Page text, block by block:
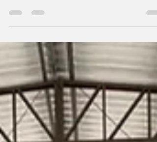
patrimônio e seu planejamento financeiro?
Participe desta palestra e entenda, de forma
clara e objetiva, os principais efeitos da
legislação sobre o dia a dia das pessoas e
empresas. Você vai conhecer: ✅ O novo
modelo de tributação e o cronograma de
implantação